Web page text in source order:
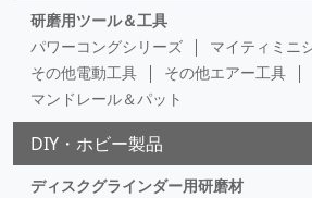
研磨用ツール＆工具
パワーコングシリーズ
マイティミニ
その他電動工具
その他エアー工具
マンドレール＆パット
DIY・ホビー製品
ディスクグラインダー用研磨材